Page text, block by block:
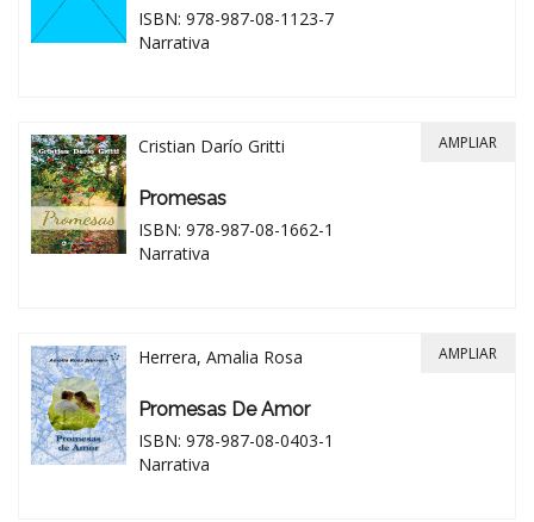
ISBN: 978-987-08-1123-7
Narrativa
Cristian Darío Gritti
Promesas
ISBN: 978-987-08-1662-1
Narrativa
AMPLIAR
Herrera, Amalia Rosa
Promesas De Amor
ISBN: 978-987-08-0403-1
Narrativa
AMPLIAR